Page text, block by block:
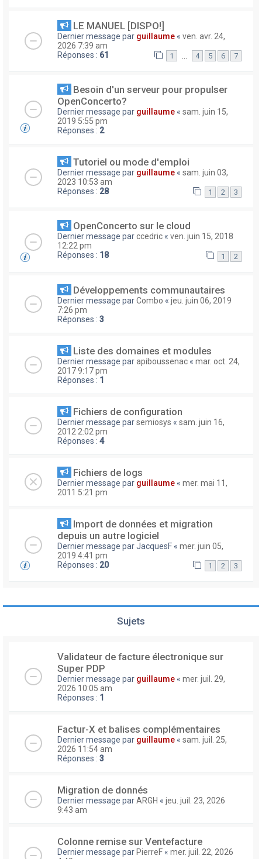
LE MANUEL [DISPO!]
Dernier message par guillaume « ven. avr. 24,
2026 7:39 am
Réponses : 61 1 … 4 5 6 7
Besoin d'un serveur pour propulser
OpenConcerto?
Dernier message par guillaume « sam. juin 15,
2019 5:55 pm
Réponses : 2
Tutoriel ou mode d'emploi
Dernier message par guillaume « sam. juin 03,
2023 10:53 am
Réponses : 28 1 2 3
OpenConcerto sur le cloud
Dernier message parccedric « ven. juin 15, 2018
12:22 pm
Réponses : 18 1 2
Développements communautaires
Dernier message parCombo « jeu. juin 06, 2019
7:26 pm
Réponses : 3
Liste des domaines et modules
Dernier message parapiboussenac « mar. oct. 24,
2017 9:17 pm
Réponses : 1
Fichiers de configuration
Dernier message parsemiosys « sam. juin 16,
2012 2:02 pm
Réponses : 4
Fichiers de logs
Dernier message par guillaume « mer. mai 11,
2011 5:21 pm
Import de données et migration
depuis un autre logiciel
Dernier message parJacquesF « mer. juin 05,
2019 4:41 pm
Réponses : 20 1 2 3
Sujets
Validateur de facture électronique sur
Super PDP
Dernier message par guillaume « mer. juil. 29,
2026 10:05 am
Réponses : 1
Factur-X et balises complémentaires
Dernier message par guillaume « sam. juil. 25,
2026 11:54 am
Réponses : 3
Migration de donnés
Dernier message parARGH « jeu. juil. 23, 2026
9:43 am
Colonne remise sur Ventefacture
Dernier message par PierreF « mer. juil. 22, 2026